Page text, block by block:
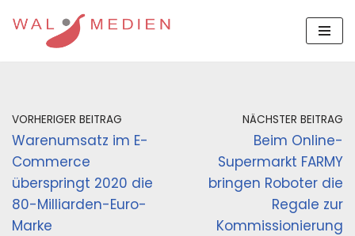
VORHERIGER BEITRAG
Warenumsatz im E-
Commerce
überspringt 2020 die
80-Milliarden-Euro-
Marke
NÄCHSTER BEITRAG
Beim Online-
Supermarkt FARMY
bringen Roboter die
Regale zur
Kommissionierung